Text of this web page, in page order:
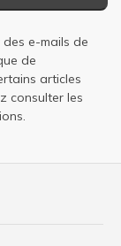
e-mails de
de
articles
consulter les